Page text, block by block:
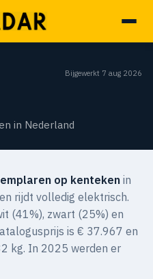
Bijgewerkt 7 aug 2026
in Nederland
op kenteken in
rijdt volledig elektrisch.
(41%), zwart (25%) en
is € 37.967 en
kg. In 2025 werden er